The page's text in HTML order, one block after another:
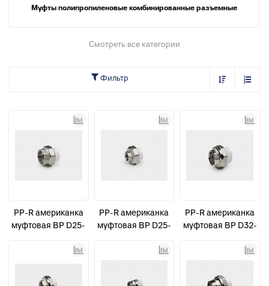
Муфты полипропиленовые комбинированные разъемные
Смотреть все категории
Фильтр
PP-R американка
муфтовая ВР D25-
PP-R американка
муфтовая ВР D25-
PP-R американка
муфтовая ВР D32-